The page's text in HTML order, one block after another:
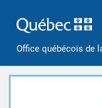
Office québécois de